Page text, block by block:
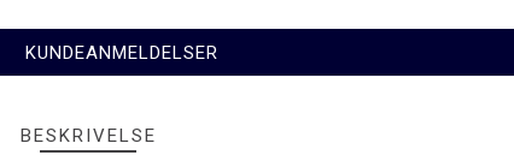
KUNDEANMELDELSER
BESKRIVELSE